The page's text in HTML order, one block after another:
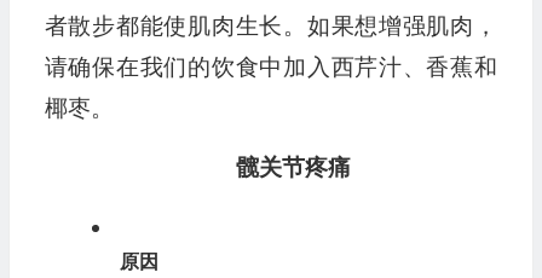
者散步都能使肌肉生长。如果想增强肌肉，
请确保在我们的饮食中加入西芹汁、香蕉和
椰枣。
髋关节疼痛
原因